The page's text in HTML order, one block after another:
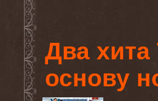
Два хита
основу